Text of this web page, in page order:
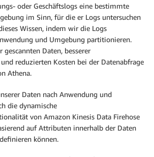
oder Geschäftslogs eine bestimmte
im Sinn, für die er Logs untersuchen
Wissen, indem wir die Logs
und Umgebung partitionieren.
Daten, besserer
reduzierten Kosten bei der Datenabfrage
Athena.
Daten nach Anwendung und
die dynamische
von Amazon Kinesis Data Firehose
auf Attributen innerhalb der Daten
können.